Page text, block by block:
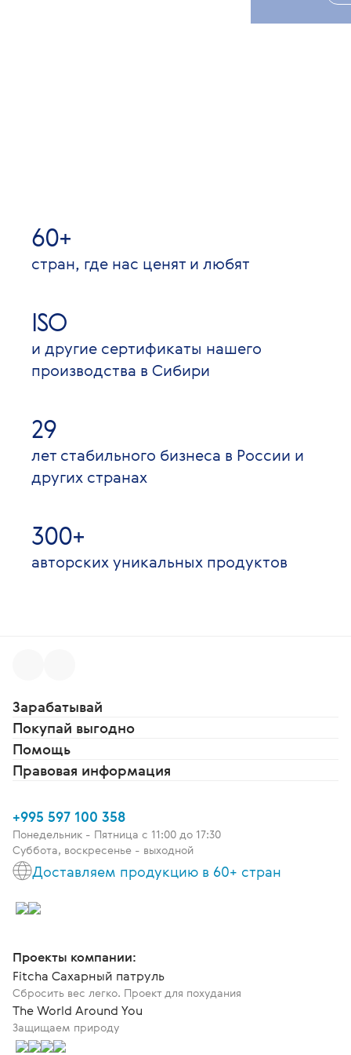
60+
стран, где нас ценят и любят
ISO
и другие сертификаты нашего
производства в Сибири
29
лет стабильного бизнеса в России и
других странах
300+
авторских уникальных продуктов
Зарабатывай
Покупай выгодно
Помощь
Правовая информация
+995 597 100 358
Понедельник - Пятница c 11:00 до 17:30
Суббота, воскресенье - выходной
Доставляем продукцию в 60+ стран
Проекты компании:
Fitcha Сахарный патруль
Сбросить вес легко. Проект для похудания
The World Around You
Защищаем природу